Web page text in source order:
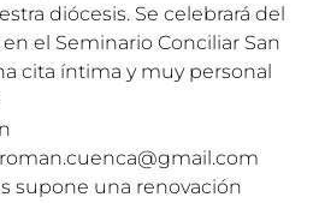
diócesis. Se celebrará del
el Seminario Conciliar San
cita íntima y muy personal
supone una renovación